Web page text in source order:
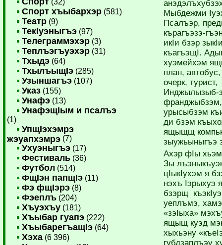
Спорт хъыбархэр (581)
Театр (9)
ТекIуэныгъэ (97)
Телеграммэхэр (3)
Теплъэгъуэхэр (31)
Тхыдэ (64)
ТхылъыщIэ (285)
Узыншагъэ (107)
Указ (155)
Унафэ (13)
УнафэщIым и псалъэ
(1)
УпщIэхэмрэ
жэуапхэмрэ (7)
Ухуэныгъэ (17)
Фестиваль (36)
Футбол (514)
ФщIэн папщIэ (11)
Фэ фщIэрэ (8)
Фэеплъ (204)
Хъуэхъу (181)
Хъыбар гуапэ (222)
ХъыбарегъащIэ (64)
Хэха (6 396)
Мыбдежми
Псалъэр,
кърагъэзэ-
икIи бзэр
къагъэщI.
хуэмейхэм
план,
очерк,
Инджылызыб-
франджыбзэм,
урысыбзэм
ди бзэм
ящыщщ
зыужьыныгъэ
Ахэр фIы
Зы
цIыкIухэм я
нэхъ Iэрыхуэ
бзэрщ
уеплъмэ,
«зэIыха»
ящыщ куэд
хыхьэну
губ­дзаплъэу